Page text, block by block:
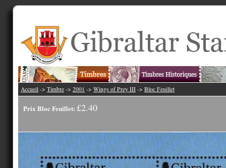
Accueil -> Timbre -> 2001 -> Wings of Prey III -> Bloc Feuillet
Prix Bloc Feuillet: £2.40